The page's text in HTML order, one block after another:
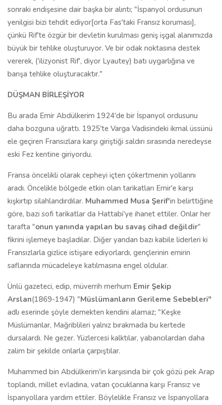
sonraki endişesine dair başka bir alıntı; "İspanyol ordusunun
yenilgisi bizi tehdit ediyor[orta Fas'taki Fransız koruması],
çünkü Rif'te özgür bir devletin kurulması geniş işgal alanımızda
büyük bir tehlike oluşturuyor. Ve bir odak noktasına destek
vererek, ('ilizyonist Rif', diyor Lyautey) batı uygarlığına ve
barışa tehlike oluşturacaktır."
DÜŞMAN BİRLEŞİYOR
Bu arada Emir Abdülkerim 1924'de bir İspanyol ordusunu
daha bozguna uğrattı. 1925'te Varga Vadisindeki ikmal üssünü
ele geçiren Fransızlara karşı giriştiği saldırı sırasında neredeyse
eski Fez kentine giriyordu.
Fransa öncelikli olarak cepheyi içten çökertmenin yollarını
aradı. Öncelikle bölgede etkin olan tarikatları Emir'e karşı
kışkırtıp silahlandırdılar. Muhammed Musa Şerif'in belirttiğine
göre, bazı sofi tarikatlar da Hattabi'ye ihanet ettiler. Onlar her
tarafta "onun yanında yapılan bu savaş cihad değildir"
fikrini işlemeye başladılar. Diğer yandan bazı kabile liderleri ki
Fransızlarla gizlice istişare ediyorlardı, gençlerinin emirin
saflarında mücadeleye katılmasına engel oldular.
Ünlü gazeteci, edip, müverrih merhum Emir Şekip
Arslan(1869-1947) "Müslümanların Gerileme Sebebleri"
adlı eserinde şöyle demekten kendini alamaz; "Keşke
Müslümanlar, Mağriblileri yalnız bırakmada bu kertede
dursalardı. Ne gezer. Yüzlercesi kalktılar, yabancılardan daha
zalim bir şekilde onlarla çarpıştılar.
Muhammed bin Abdülkerim'in karşısında bir çok gözü pek Arap
toplandı, millet evladına, vatan çocuklarına karşı Fransız ve
İspanyollara yardım ettiler. Böylelikle Fransız ve İspanyollara